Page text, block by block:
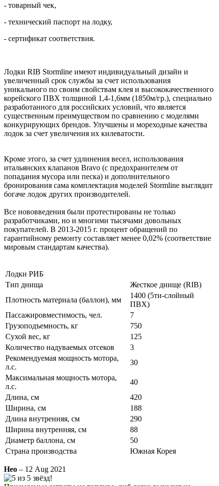
- товарный чек,
- технический паспорт на лодку,
- сертификат соответствия.
Лодки RIB Stormline имеют индивидуальный дизайн и
увеличенный срок службы за счет использования
уникального по своим свойствам клея и высококачественного
корейского ПВХ толщиной 1,4-1,6мм (1850м/гр.), специально
разработанного для российских условий, что является
существенным преимуществом по сравнению с моделями
конкурирующих брендов. Улучшены и мореходные качества
лодок за счет увеличения их килеватости.
Кроме этого, за счет удлинения весел, использования
итальянских клапанов Bravo (с предохранителем от
попадания мусора или песка) и дополнительного
бронирования сама комплектация моделей Stormline выглядит
богаче лодок других производителей.
Все нововведения были протестированы не только
разработчиками, но и многими тысячами довольных
покупателей. В 2013-2015 г. процент обращений по
гарантийному ремонту составляет менее 0,02% (соответствие
мировым стандартам качества).
Лодки РИБ
Тип днища
Жесткое днище (RIB)
Плотность материала (баллон), мм
1400 (5ти-слойный
ПВХ)
Пассажировместимость, чел.
7
Грузоподъемность, кг
750
Сухой вес, кг
125
Количество надуваемых отсеков
3
Рекомендуемая мощность мотора,
л.с.
30
Максимальная мощность мотора,
л.с.
40
Длина, см
420
Ширина, см
188
Длина внутренняя, см
290
Ширина внутренняя, см
88
Диаметр баллона, см
50
Страна производства
Южная Корея
Нео – 12 Aug 2021